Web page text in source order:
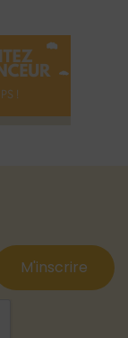
M'inscrire